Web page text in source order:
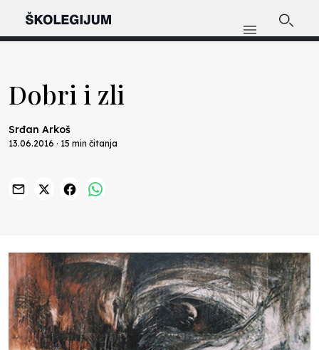
Dobri i zli
Srđan Arkoš
13.06.2016 · 15 min čitanja